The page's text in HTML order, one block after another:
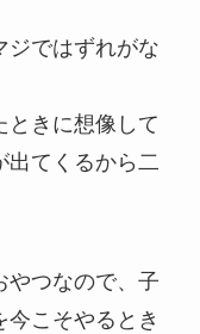
ジではずれがな
ときに想像して
出てくるから二
やつなので、子
こそやるとき